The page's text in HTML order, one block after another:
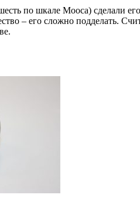
по шкале Мооса) сделали
– его сложно подделать.